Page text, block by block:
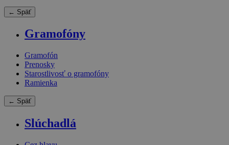
← Späť
Gramofóny
Gramofón
Prenosky
Starostlivosť o gramofóny
Ramienka
← Späť
Slúchadlá